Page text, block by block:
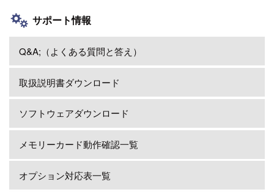
サポート情報
Q&A;（よくある質問と答え）
取扱説明書ダウンロード
ソフトウェアダウンロード
メモリーカード動作確認一覧
オプション対応表一覧